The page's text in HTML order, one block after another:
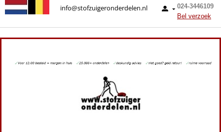
024-3446109
Bel verzoek
info@stofzuigeronderdelen.nl